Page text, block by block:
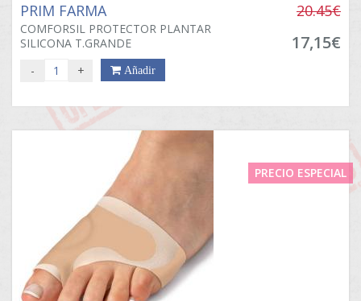
PRIM FARMA
COMFORSIL PROTECTOR PLANTAR
SILICONA T.GRANDE
20.45€
17,15€
- + Añadir
PRECIO ESPECIAL